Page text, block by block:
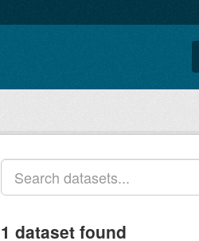
1 dataset found